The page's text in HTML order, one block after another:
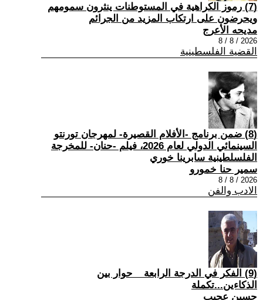
(7) رموز الكراهية في المستوطنات ينثرون سمومهم
ويحرضون على ارتكاب المزيد من الجرائم
مديحه الأعرج
2026 / 8 / 8
القضية الفلسطينية
(8) ضمن برنامج -الأفلام القصيرة- لمهرجان تورنتو
السينمائي الدولي لعام 2026، فيلم -حنان- للمخرجة
الفلسلطينية سابرينا خوري
سمير حنا خمورو
2026 / 8 / 8
الادب والفن
(9) الفكر في الدرجة الرابعة _ حوار بين
الذكاءين...تكملة
حسين عجيب